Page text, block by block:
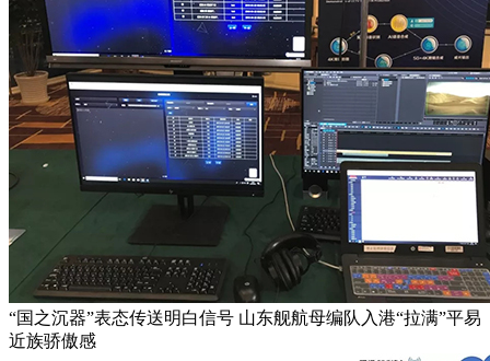
“国之沉器”表态传送明白信号 山东舰航母编队入港“拉满”平易
近族骄傲感